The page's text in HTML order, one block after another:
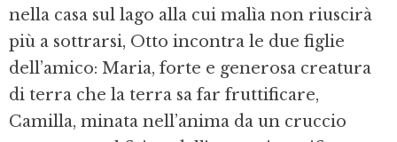
nella casa sul lago alla cui malìa non riuscirà
più a sottrarsi, Otto incontra le due figlie
dell’amico: Maria, forte e generosa creatura
di terra che la terra sa far fruttificare,
Camilla, minata nell’anima da un cruccio